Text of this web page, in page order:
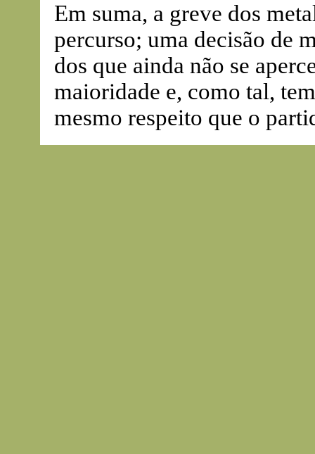
Em suma, a greve dos
percurso; uma decisão de
dos que ainda não se
maioridade e, como tal,
mesmo respeito que o